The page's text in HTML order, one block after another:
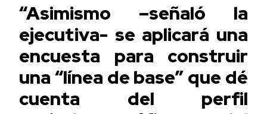
“Asimismo –señaló la
ejecutiva- se aplicará una
encuesta para construir
una “línea de base” que dé
cuenta del perfil